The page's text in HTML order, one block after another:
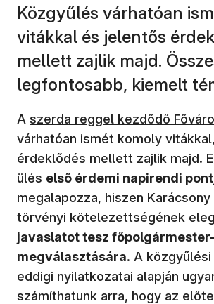
Közgyűlés várhatóan
vitákkal és jelentős
mellett zajlik majd.
legfontosabb, kiemelt
A szerda reggel kezdődő
várhatóan ismét komoly
érdeklődés mellett zajlik majd.
ülés első érdemi napirendi
megalapozza, hiszen Karácsony
törvényi kötelezettségének
javaslatot tesz
megválasztására. A
eddigi nyilatkozatai alapján
számíthatunk arra, hogy az